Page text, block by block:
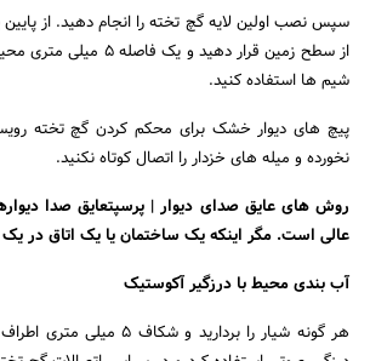
از سطح زمین قرار
شیم ها استفاده کنید.
پیچ های دیوار خشک برای محکم کردن گچ تخته
نخورده و میله های خزدار را اتصال کوتاه نکنید.
روش های عایق صدای دیوار | پرسپتعایق صدا
عالی است. مگر اینکه یک ساختمان یا یک اتاق در
آب بندی محیط با درزگیر آکوستیک
هر گونه شیار را